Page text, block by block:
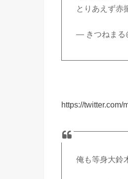
とりあえず赤
— きつねまる
https://
俺も等身大